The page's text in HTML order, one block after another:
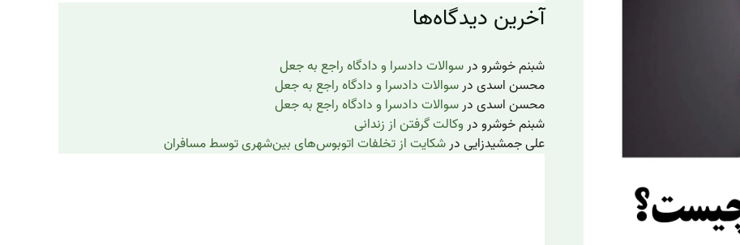
آخرین دیدگاه‌ها
شبنم خوشرودرسوالات دادسرا و دادگاه راجع به جعل
محسن اسدیدرسوالات دادسرا و دادگاه راجع به جعل
محسن اسدیدرسوالات دادسرا و دادگاه راجع به جعل
شبنم خوشرودروکالت گرفتن از زندانی
علی جمشیدزاییدرشکایت از تخلفات اتوبوس‌های بین‌شهری توسط مسافران